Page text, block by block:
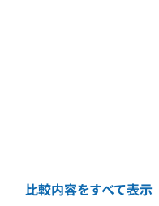
比較内容をすべて表示